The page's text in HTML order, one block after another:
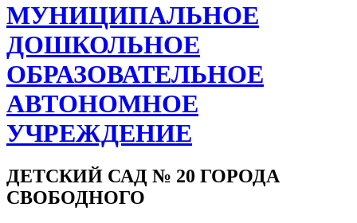
МУНИЦИПАЛЬНОЕ
ДОШКОЛЬНОЕ
ОБРАЗОВАТЕЛЬНОЕ
АВТОНОМНОЕ
УЧРЕЖДЕНИЕ
ДЕТСКИЙ САД № 20 ГОРОДА
СВОБОДНОГО